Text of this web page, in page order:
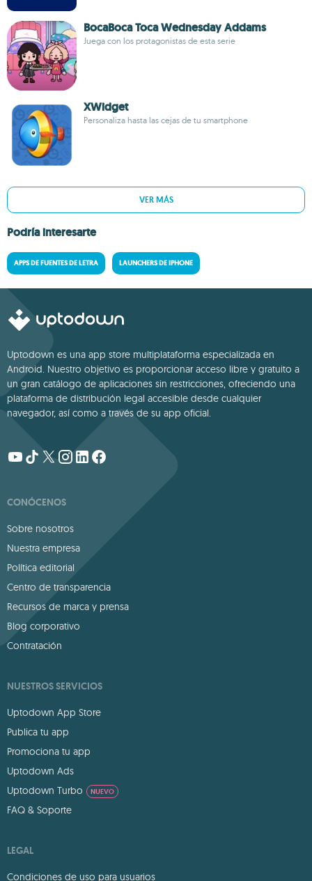
BocaBoca Toca Wednesday Addams
Juega con los protagonistas de esta serie
XWidget
Personaliza hasta las cejas de tu smartphone
VER MÁS
Podría interesarte
APPS DE FUENTES DE LETRA LAUNCHERS DE IPHONE
Uptodown es una app store multiplataforma especializada en
Android. Nuestro objetivo es proporcionar acceso libre y gratuito a
un gran catálogo de aplicaciones sin restricciones, ofreciendo una
plataforma de distribución legal accesible desde cualquier
navegador, así como a través de su app oficial.
CONÓCENOS
Sobre nosotros
Nuestra empresa
Política editorial
Centro de transparencia
Recursos de marca y prensa
Blog corporativo
Contratación
NUESTROS SERVICIOS
Uptodown App Store
Publica tu app
Promociona tu app
Uptodown Ads
Uptodown Turbo
NUEVO
FAQ & Soporte
LEGAL
Condiciones de uso para usuarios